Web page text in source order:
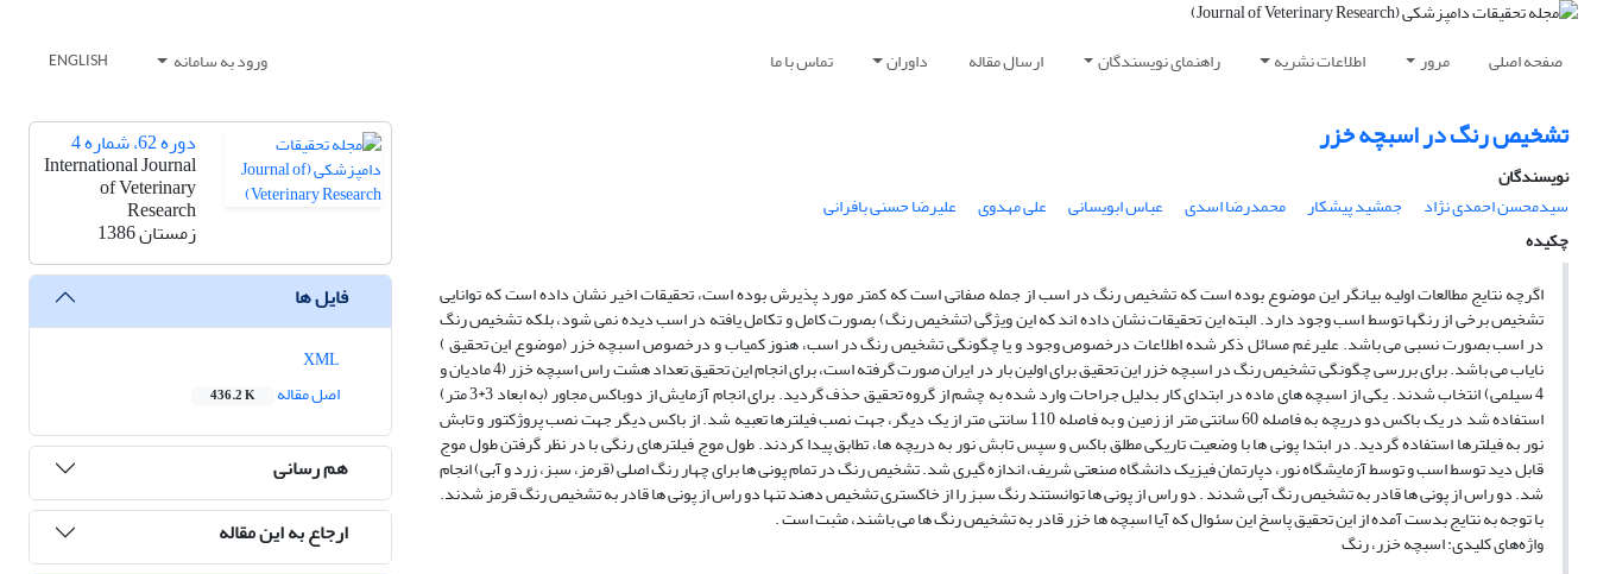
صفحه اصلی مرور اطلاعات نشریه راهنمای نویسندگان ارسال مقاله داوران تماس با ما ورود به سامانه ENGLISH
تشخیص رنگ در اسبچه خزر
نویسندگان
سیدمحسن احمدی نژاد
جمشید پیشکار محمدرضا اسدی عباس ابویسانی علی مهدوی
علیرضا حسنی بافرانی
چکیده
اگرچه نتایج مطالعات اولیه بیانگر این موضوع بوده است که تشخیص رنگ در اسب از جمله صفاتی است که کمتر مورد پذیرش بوده است، تحقیقات اخیر نشان داده است که توانایی
تشخیص برخی از رنگها توسط اسب وجود دارد. البته این تحقیقات نشان داده اند که این ویژگی (تشخیص رنگ) بصورت کامل و تکامل یافته در اسب دیده نمی شود، بلکه تشخیص رنگ
در اسب بصورت نسبی می باشد. علیرغم مسائل ذکر شده اطلاعات درخصوص وجود و یا چگونگی تشخیص رنگ در اسب، هنوز کمیاب و درخصوص اسبچه خزر (موضوع این تحقیق )
نایاب می باشد. برای بررسی چگونگی تشخیص رنگ در اسبچه خزر این تحقیق برای اولین بار در ایران صورت گرفته است، برای انجام این تحقیق تعداد هشت راس اسبچه خزر (4 مادیان و
4 سیلمی) انتخاب شدند. یکی از اسبچه های ماده در ابتدای کار بدلیل جراحات وارد شده به چشم از گروه تحقیق حذف گردید. برای انجام آزمایش از دوباکس مجاور (به ابعاد 3*3 متر)
استفاده شد در یک باکس دو دریچه به فاصله 60 سانتی متر از زمین و به فاصله 110 سانتی متر از یک دیگر، جهت نصب فیلترها تعبیه شد. از باکس دیگر جهت نصب پروژکتور و تابش
نور به فیلترها استفاده گردید. در ابتدا پونی ها با وضعیت تاریکی مطلق باکس و سپس تابش نور به دریچه ها، تطابق پیدا کردند. طول موج فیلترهای رنگی با در نظر گرفتن طول موج
قابل دید توسط اسب و توسط آزمایشگاه نور، دپارتمان فیزیک دانشگاه صنعتی شریف، اندازه گیری شد. تشخیص رنگ در تمام پونی ها برای چهار رنگ اصلی (قرمز، سبز، زرد و آبی) انجام
شد. دو راس از پونی ها قادر به تشخیص رنگ آبی شدند . دو راس از پونی ها توانستند رنگ سبز را از خاکستری تشخیص دهند تنها دو راس از پونی ها قادر به تشخیص رنگ قرمز شدند.
با توجه به نتایج بدست آمده از این تحقیق پاسخ این سئوال که آیا اسبچه ها خزر قادر به تشخیص رنگ ها می باشند، مثبت است .
واژه‌های کلیدی: اسبچه خزر، رنگ
دوره 62، شماره 4
International Journal
of Veterinary
Research
زمستان 1386
فایل ها
اصل مقاله
436.2 K
هم رسانی
ارجاع به این مقاله